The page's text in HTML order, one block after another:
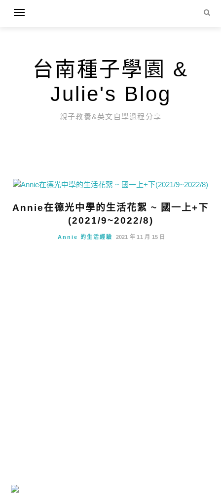
台南種子學園 &
Julie's Blog
親子教養&英文自學過程分享
Annie在德光中學的生活花絮 ~ 國一上+下
(2021/9~2022/8)
Annie 的生活經驗 2021 年 11 月 15 日